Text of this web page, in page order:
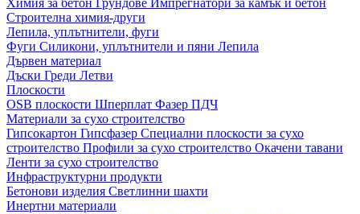
Химия за бетон Грундове Импрегнатори за камък и бетон
Строителна химия-други
Лепила, уплътнители, фуги
Фуги Силикони, уплътнители и пяни Лепила
Дървен материал
Дъски Греди Летви
Плоскости
OSB плоскости Шперплат Фазер ПДЧ
Материали за сухо строителство
Гипсокартон Гипсфазер Специални плоскости за сухо
строителство Профили за сухо строителство Окачени тавани
Ленти за сухо строителство
Инфраструктурни продукти
Бетонови изделия Светлинни шахти
Инертни материали